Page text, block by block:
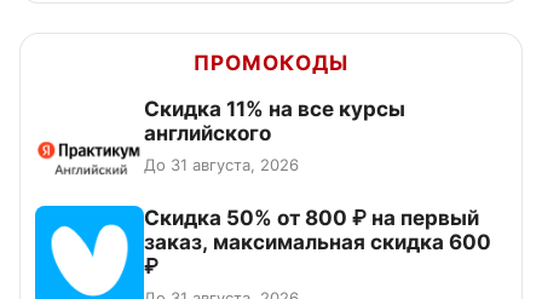
ПРОМОКОДЫ
Скидка 11% на все курсы
английского
До 31 августа, 2026
Скидка 50% от 800 ₽ на первый
заказ, максимальная скидка 600
₽